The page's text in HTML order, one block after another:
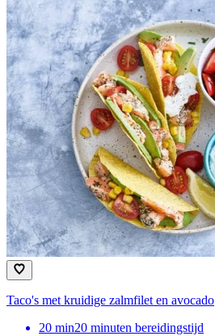
Taco's met kruidige zalmfilet en avocado
20 min20 minuten bereidingstijd